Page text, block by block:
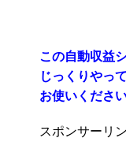
この自動収益
じっくりやっ
お使いください
スポンサーリ